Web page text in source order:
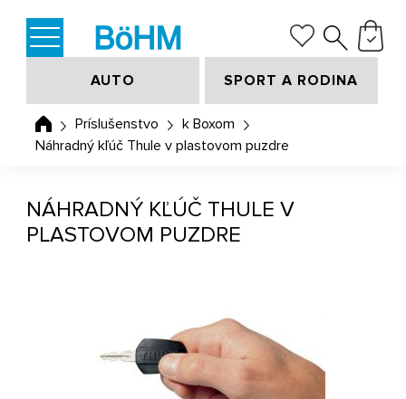
AUTO SPORT A RODINA
Príslušenstvo
k Boxom
Náhradný kľúč Thule v plastovom puzdre
NÁHRADNÝ KĽÚČ THULE V
PLASTOVOM PUZDRE